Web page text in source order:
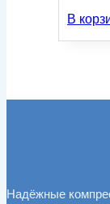
В
Надёжные